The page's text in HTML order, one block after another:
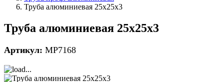
Труба алюминиевая 25х25х3
Труба алюминиевая 25х25х3
Артикул: MP7168